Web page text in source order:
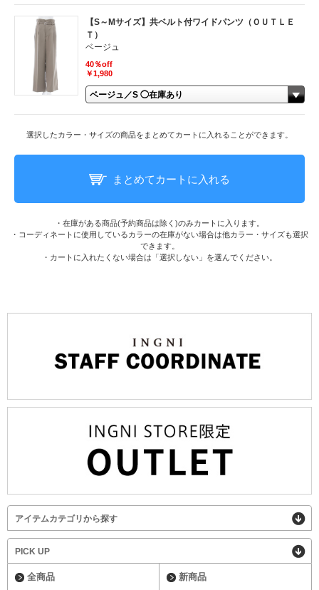
【S～Mサイズ】共ベルト付ワイドパンツ（ＯＵＴＬＥ
Ｔ）
ベージュ
40％off
￥1,980
選択したカラー・サイズの商品をまとめてカートに入れることができます。
まとめてカートに入れる
・在庫がある商品(予約商品は除く)のみカートに入ります。
・コーディネートに使用しているカラーの在庫がない場合は他カラー・サイズも選択
できます。
・カートに入れたくない場合は「選択しない」を選んでください。
アイテムカテゴリから探す
PICK UP
全商品 新商品